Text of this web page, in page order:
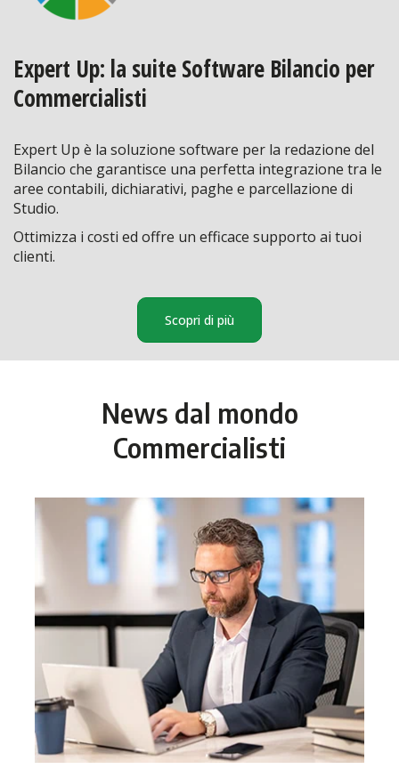
Expert Up: la suite Software Bilancio per
Commercialisti
Expert Up è la soluzione software per la redazione del
Bilancio che garantisce una perfetta integrazione tra le
aree contabili, dichiarativi, paghe e parcellazione di
Studio.
Ottimizza i costi ed offre un efficace supporto ai tuoi
clienti.
Scopri di più
News dal mondo
Commercialisti